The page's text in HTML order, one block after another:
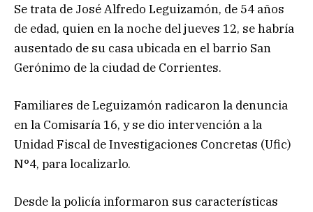
Se trata de José Alfredo Leguizamón, de 54 años
de edad, quien en la noche del jueves 12, se habría
ausentado de su casa ubicada en el barrio San
Gerónimo de la ciudad de Corrientes.
Familiares de Leguizamón radicaron la denuncia
en la Comisaría 16, y se dio intervención a la
Unidad Fiscal de Investigaciones Concretas (Ufic)
N°4, para localizarlo.
Desde la policía informaron sus características